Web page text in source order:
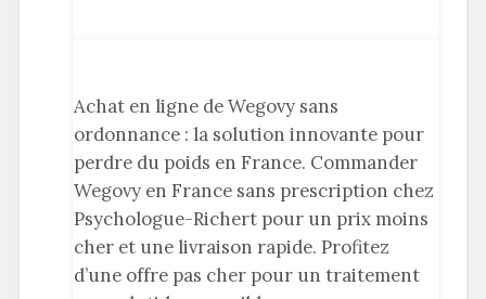
Achat en ligne de Wegovy sans
ordonnance : la solution innovante pour
perdre du poids en France. Commander
Wegovy en France sans prescription chez
Psychologue-Richert pour un prix moins
cher et une livraison rapide. Profitez
d’une offre pas cher pour un traitement